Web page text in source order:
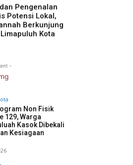
Pengenalan
Potensi Lokal,
Berkunjung
Kota
-
Non Fisik
129, Warga
Kasok Dibekali
Kesiagaan